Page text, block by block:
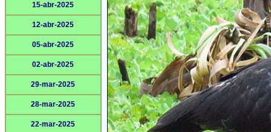
15-abr-2025
12-abr-2025
05-abr-2025
02-abr-2025
29-mar-2025
28-mar-2025
22-mar-2025